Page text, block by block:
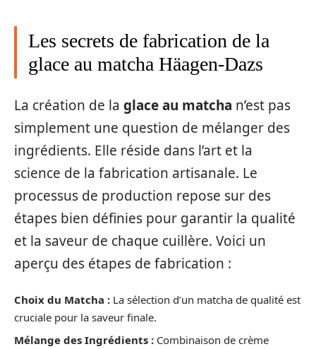
Les secrets de fabrication de la
glace au matcha Häagen-Dazs
La création de la glace au matcha n’est pas
simplement une question de mélanger des
ingrédients. Elle réside dans l’art et la
science de la fabrication artisanale. Le
processus de production repose sur des
étapes bien définies pour garantir la qualité
et la saveur de chaque cuillère. Voici un
aperçu des étapes de fabrication :
Choix du Matcha : La sélection d’un matcha de qualité est
cruciale pour la saveur finale.
Mélange des Ingrédients : Combinaison de crème